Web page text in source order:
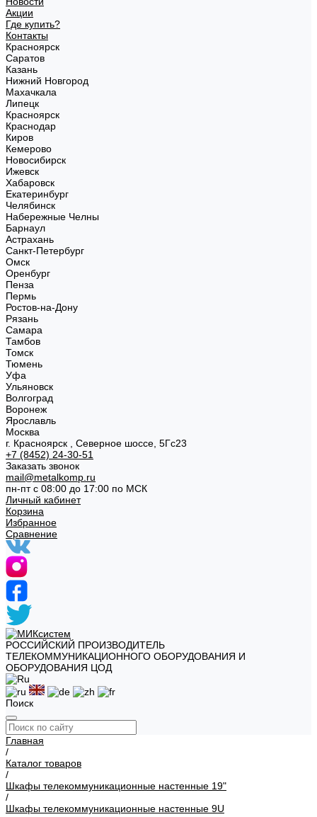
Акции
Где купить?
Контакты
Красноярск
Саратов
Казань
Нижний Новгород
Махачкала
Липецк
Красноярск
Краснодар
Киров
Кемерово
Новосибирск
Ижевск
Хабаровск
Екатеринбург
Челябинск
Набережные Челны
Барнаул
Астрахань
Санкт-Петербург
Омск
Оренбург
Пенза
Пермь
Ростов-на-Дону
Рязань
Самара
Тамбов
Томск
Тюмень
Уфа
Ульяновск
Волгоград
Воронеж
Ярославль
Москва
г. Красноярск , Северное шоссе, 5Гс23
+7 (8452) 24-30-51
Заказать звонок
mail@metalkomp.ru
пн-пт с 08:00 до 17:00 по МСК
Личный кабинет
Корзина
Избранное
Сравнение
РОССИЙСКИЙ ПРОИЗВОДИТЕЛЬ
ТЕЛЕКОММУНИКАЦИОННОГО ОБОРУДОВАНИЯ И
ОБОРУДОВАНИЯ ЦОД
Поиск
Главная
/
Каталог товаров
/
Шкафы телекоммуникационные настенные 19"
/
Шкафы телекоммуникационные настенные 9U